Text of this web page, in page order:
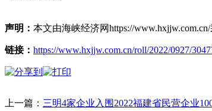
声明： 本文由海峡经济网https://
链接： https://www.hxjjw.com.cn/roll/2022/0927/
上一篇： 三明4家企业入围2022福建省民营企业